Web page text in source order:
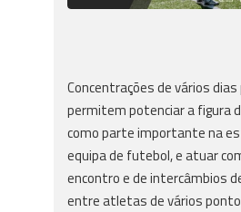
Concentrações de vários
permitem potenciar a figura
como parte importante na
equipa de futebol, e atuar
encontro e de intercâmbios
entre atletas de vários